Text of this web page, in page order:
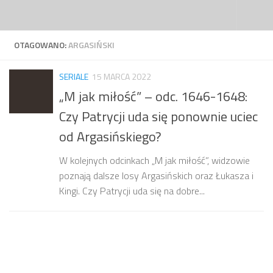
OTAGOWANO:ARGASIŃSKI
SERIALE 15 MARCA 2022
„M jak miłość” – odc. 1646-1648:
Czy Patrycji uda się ponownie uciec
od Argasińskiego?
W kolejnych odcinkach „M jak miłość”, widzowie
poznają dalsze losy Argasińskich oraz Łukasza i
Kingi. Czy Patrycji uda się na dobre...